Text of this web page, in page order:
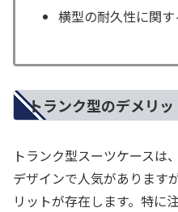
横型の耐久性に関
トランク型のデメリ
トランク型スーツケースは
デザインで人気があります
リットが存在します。特に